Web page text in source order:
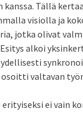
kanssa. Tällä
visiolla ja
jotka olivat
alkoi
osoitti valtavan
ei vain